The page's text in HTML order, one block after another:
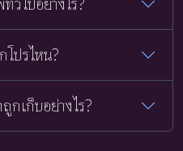
ปรไหน?
เก็บอย่างไร?